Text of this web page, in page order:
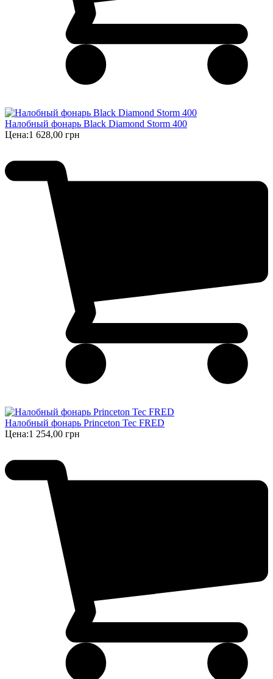
Налобный фонарь Black Diamond Storm 400
Цена:1 628,00 грн
Налобный фонарь Princeton Tec FRED
Цена:1 254,00 грн